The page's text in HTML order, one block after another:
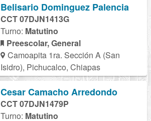
Belisario Dominguez Palencia
CCT 07DJN1413G
Turno: Matutino
Preescolar, General
Camoapita 1ra. Sección A (San
Isidro), Pichucalco, Chiapas
Cesar Camacho Arredondo
CCT 07DJN1479P
Turno: Matutino